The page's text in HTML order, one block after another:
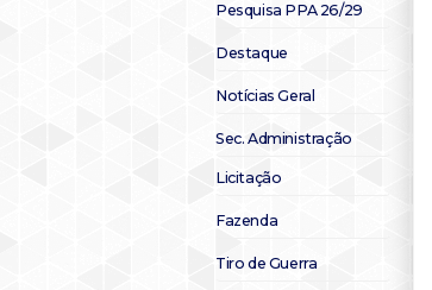
Pesquisa PPA 26/29
Destaque
Notícias Geral
Sec. Administração
Licitação
Fazenda
Tiro de Guerra